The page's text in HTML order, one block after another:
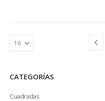
CATEGORÍAS
Cuadradas